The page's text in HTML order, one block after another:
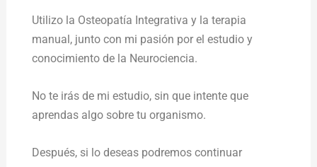
Utilizo la Osteopatía Integrativa y la terapia
manual, junto con mi pasión por el estudio y
conocimiento de la Neurociencia.
No te irás de mi estudio, sin que intente que
aprendas algo sobre tu organismo.
Después, si lo deseas podremos continuar